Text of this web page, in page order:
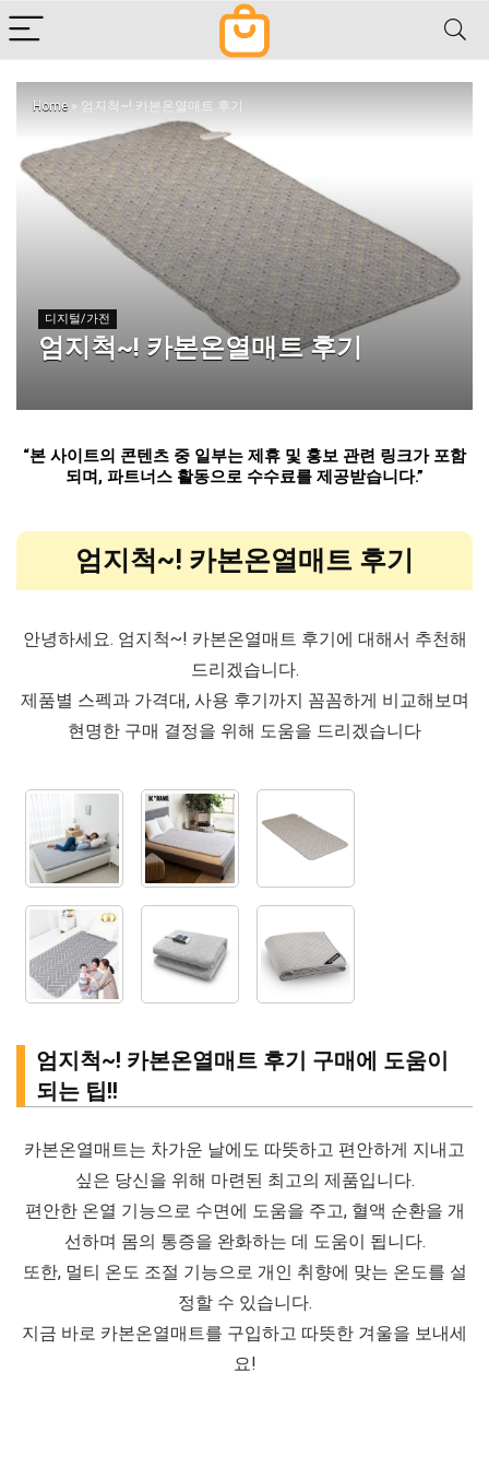
Home » 엄지척~! 카본온열매트 후기
디지털/가전
엄지척~! 카본온열매트 후기
“본 사이트의 콘텐츠 중 일부는 제휴 및 홍보 관련 링크가 포함
되며, 파트너스 활동으로 수수료를 제공받습니다.”
엄지척~! 카본온열매트 후기
안녕하세요. 엄지척~! 카본온열매트 후기에 대해서 추천해
드리겠습니다.
제품별 스펙과 가격대, 사용 후기까지 꼼꼼하게 비교해보며
현명한 구매 결정을 위해 도움을 드리겠습니다
엄지척~! 카본온열매트 후기 구매에 도움이
되는 팁!!
카본온열매트는 차가운 날에도 따뜻하고 편안하게 지내고
싶은 당신을 위해 마련된 최고의 제품입니다.
편안한 온열 기능으로 수면에 도움을 주고, 혈액 순환을 개
선하며 몸의 통증을 완화하는 데 도움이 됩니다.
또한, 멀티 온도 조절 기능으로 개인 취향에 맞는 온도를 설
정할 수 있습니다.
지금 바로 카본온열매트를 구입하고 따뜻한 겨울을 보내세
요!